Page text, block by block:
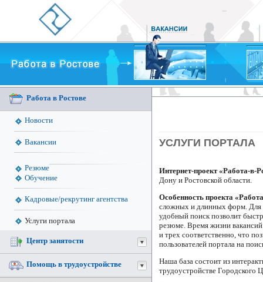
Работа в Ростове
Новости
Вакансии
Резюме
Обучение
Кадровые/рекрутинг агентства
Услуги портала
Центр занятости
Помощь в трудоустройстве
УСЛУГИ ПОРТАЛА
Интернет-проект «Работа-в-
Дону и Ростовской области.
Особенность проекта
сложных и длинных форм. Для
удобный поиск позволит
резюме. Время жизни
и трех соответственно, что
пользователей портала на
Наша база состоит из
трудоустройстве Городского